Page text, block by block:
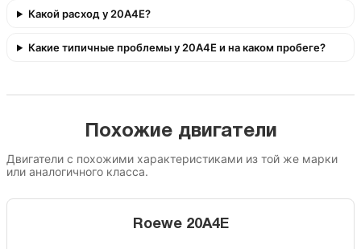
Какой расход у 20A4E?
Какие типичные проблемы у 20A4E и на каком пробеге?
Похожие двигатели
Двигатели с похожими характеристиками из той же марки
или аналогичного класса.
Roewe 20A4E